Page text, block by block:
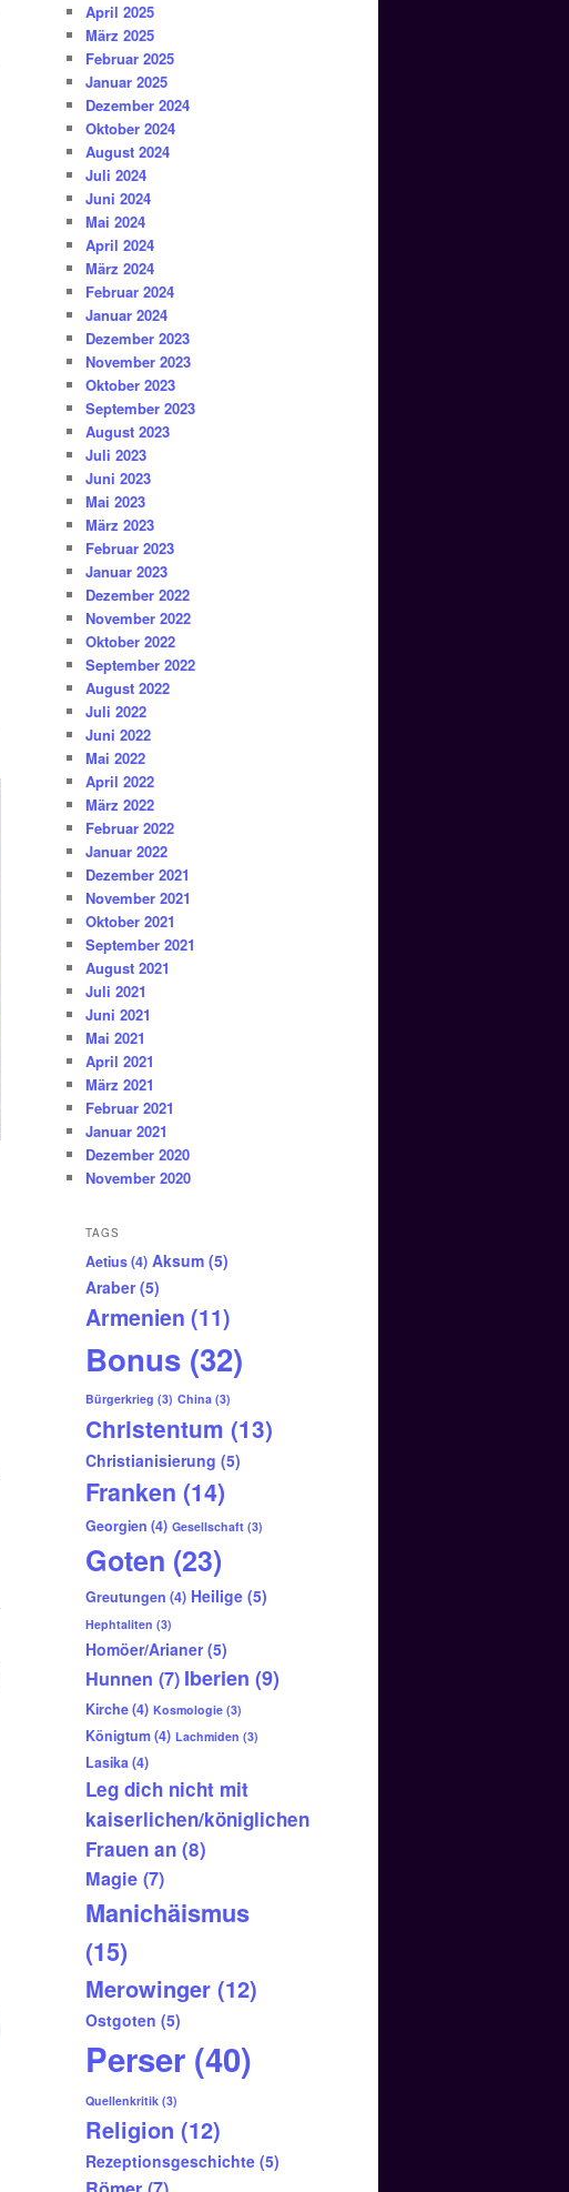
April 2025
März 2025
Februar 2025
Januar 2025
Dezember 2024
Oktober 2024
August 2024
Juli 2024
Juni 2024
Mai 2024
April 2024
März 2024
Februar 2024
Januar 2024
Dezember 2023
November 2023
Oktober 2023
September 2023
August 2023
Juli 2023
Juni 2023
Mai 2023
März 2023
Februar 2023
Januar 2023
Dezember 2022
November 2022
Oktober 2022
September 2022
August 2022
Juli 2022
Juni 2022
Mai 2022
April 2022
März 2022
Februar 2022
Januar 2022
Dezember 2021
November 2021
Oktober 2021
September 2021
August 2021
Juli 2021
Juni 2021
Mai 2021
April 2021
März 2021
Februar 2021
Januar 2021
Dezember 2020
November 2020
TAGS
Aetius(4) Aksum (5)
Araber(5)
Armenien (11)
Bonus (32)
Bürgerkrieg (3) China (3)
Christentum (13)
Christianisierung (5)
Franken (14)
Georgien (4) Gesellschaft (3)
Goten (23)
Greutungen (4) Heilige (5)
Hephtaliten (3)
Homöer/Arianer(5)
Hunnen (7) Iberien (9)
Kirche(4) Kosmologie (3)
Königtum(4) Lachmiden (3)
Lasika(4)
Leg dich nicht mit
kaiserlichen/königlichen
Frauen an (8)
Magie (7)
Manichäismus
(15)
Merowinger (12)
Ostgoten (5)
Perser (40)
Quellenkritik (3)
Religion (12)
Rezeptionsgeschichte (5)